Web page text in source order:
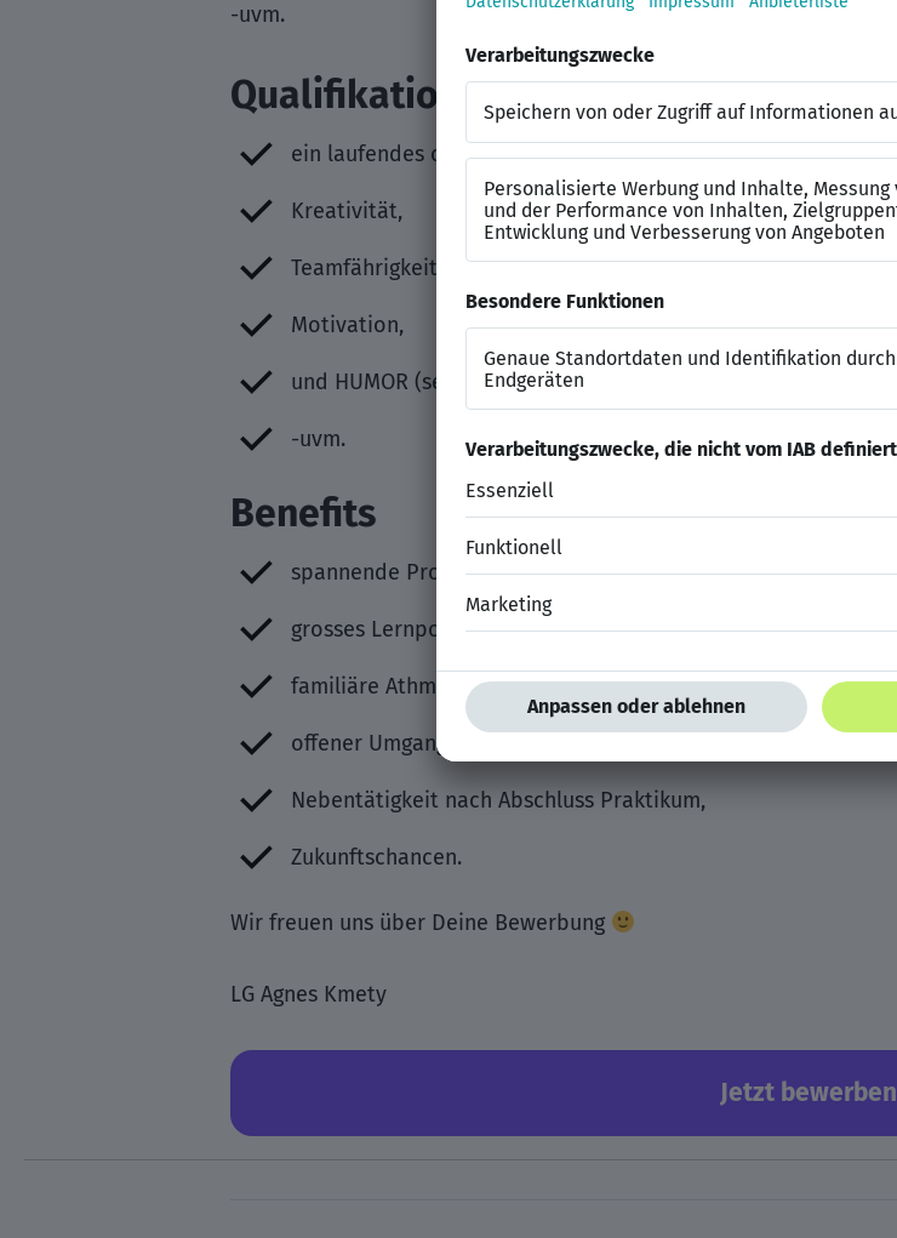
-uvm.
Qualifikation
ein laufendes oder abgeschlossenes Studium,
Kreativität,
Teamfährigkeit,
Motivation,
und HUMOR (sehr wichtig!)
-uvm.
Benefits
spannende Projekte,
grosses Lernpotential,
familiäre Athmosphäre,
offener Umgang,
Nebentätigkeit nach Abschluss Praktikum,
Zukunftschancen.
Wir freuen uns über Deine Bewerbung
LG Agnes Kmety
Jetzt bewerben